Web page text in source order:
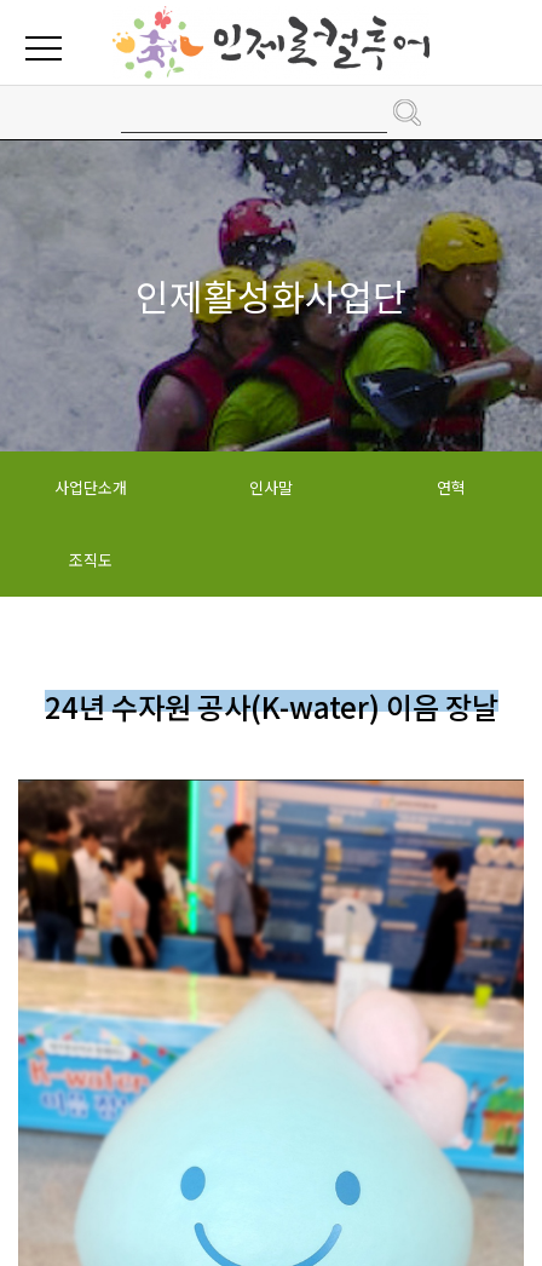
인제활성화사업단
사업단소개 인사말 연혁
조직도
24년 수자원 공사(K-water) 이음 장날